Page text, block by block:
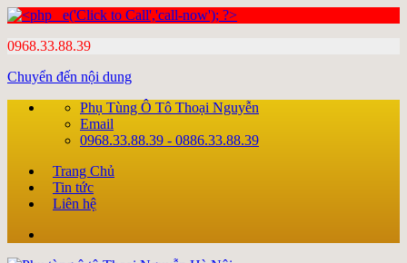
0968.33.88.39
Chuyển đến nội dung
Phụ Tùng Ô Tô Thoại Nguyễn
Email
0968.33.88.39 - 0886.33.88.39
Trang Chủ
Tin tức
Liên hệ